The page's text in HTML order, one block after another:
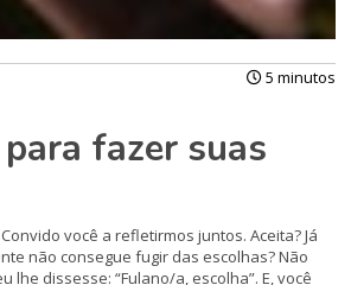
5 minutos
fazer suas
você a refletirmos juntos. Aceita? Já
não consegue fugir das escolhas? Não
lhe dissesse: “Fulano/a, escolha”. E, você